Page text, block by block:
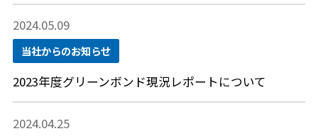
2024.05.09
当社からのお知らせ
2023年度グリーンボンド現況レポートについて
2024.04.25